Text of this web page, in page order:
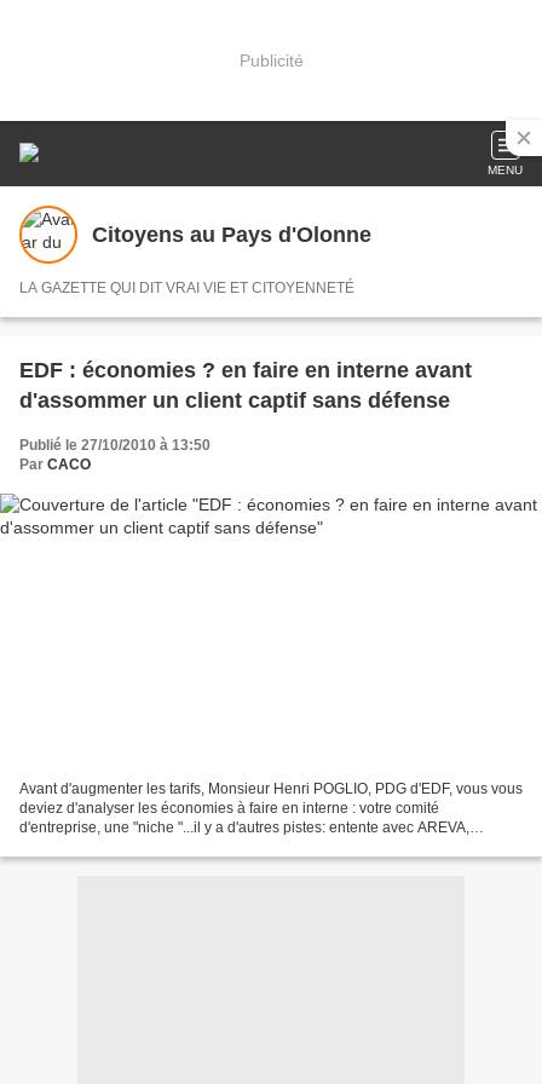
Publicité
MENU
Citoyens au Pays d'Olonne
LA GAZETTE QUI DIT VRAI VIE ET CITOYENNETÉ
EDF : économies ? en faire en interne avant
d'assommer un client captif sans défense
Publié le 27/10/2010 à 13:50
Par CACO
Avant d'augmenter les tarifs, Monsieur Henri POGLIO, PDG d'EDF, vous vous
deviez d'analyser les économies à faire en interne : votre comité
d'entreprise, une "niche "...il y a d'autres pistes: entente avec AREVA,